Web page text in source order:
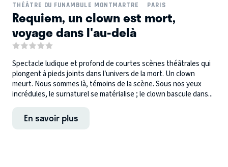
THÉÂTRE DU FUNAMBULE MONTMARTRE
PARIS
Requiem, un clown est mort,
voyage dans l'au-delà
Spectacle ludique et profond de courtes scènes théâtrales qui
plongent à pieds joints dans l’univers de la mort. Un clown
meurt. Nous sommes là, témoins de la scène. Sous nos yeux
incrédules, le surnaturel se matérialise ; le clown bascule dans...
En savoir plus